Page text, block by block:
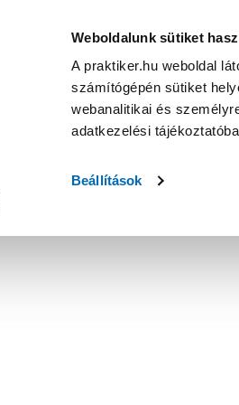
Weboldalunk sütiket
A praktiker.hu weboldal
számítógépén sütiket
webanalitikai és
adatkezelési
Beállítások